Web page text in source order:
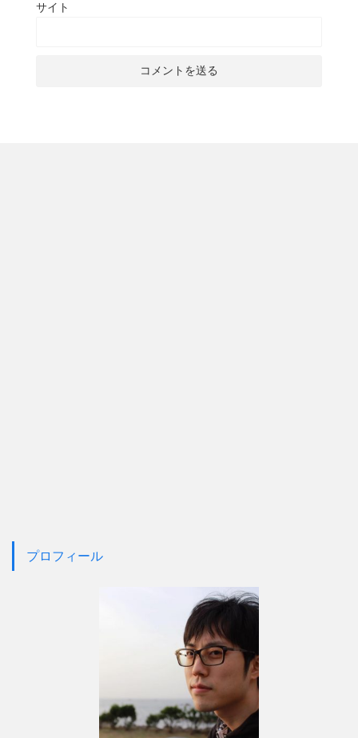
サイト
プロフィール